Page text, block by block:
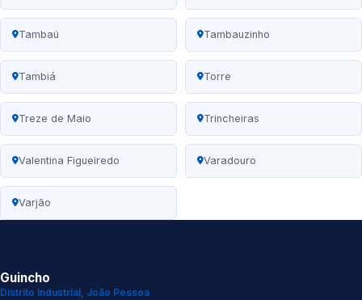
Tambaú Tambauzinho
Tambiá Torre
Treze de Maio Trincheiras
Valentina Figueiredo Varadouro
Varjão
Guincho
Distrito Industrial, João Pessoa